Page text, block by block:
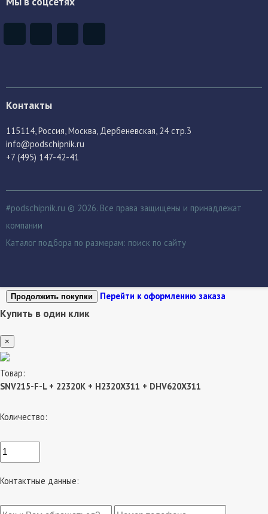
Контакты
115114 , Россия, Москва, Дербеневская, 24 стр.3
info@podschipnik.ru
+7 (495) 147-42-41
#podschipnik.ru © 2026. Все права защищены и принадлежат
компании
Каталог подбора по размерам: поиск по сайту
Продолжить покупки Перейти к оформлению заказа
Купить в один клик
×
Товар:
SNV215-F-L + 22320K + H2320X311 + DHV620X311
Количество:
Контактные данные: